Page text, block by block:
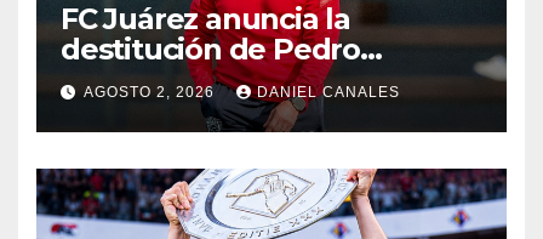
FC Juárez anuncia la
destitución de Pedro
Caixinha
AGOSTO 2, 2026 DANIEL CANALES